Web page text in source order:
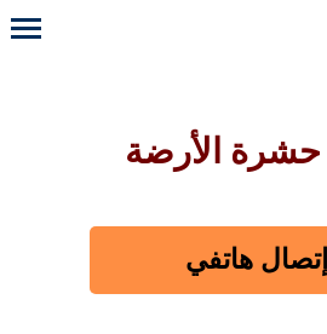
حشرة الأرضة
هاتفي